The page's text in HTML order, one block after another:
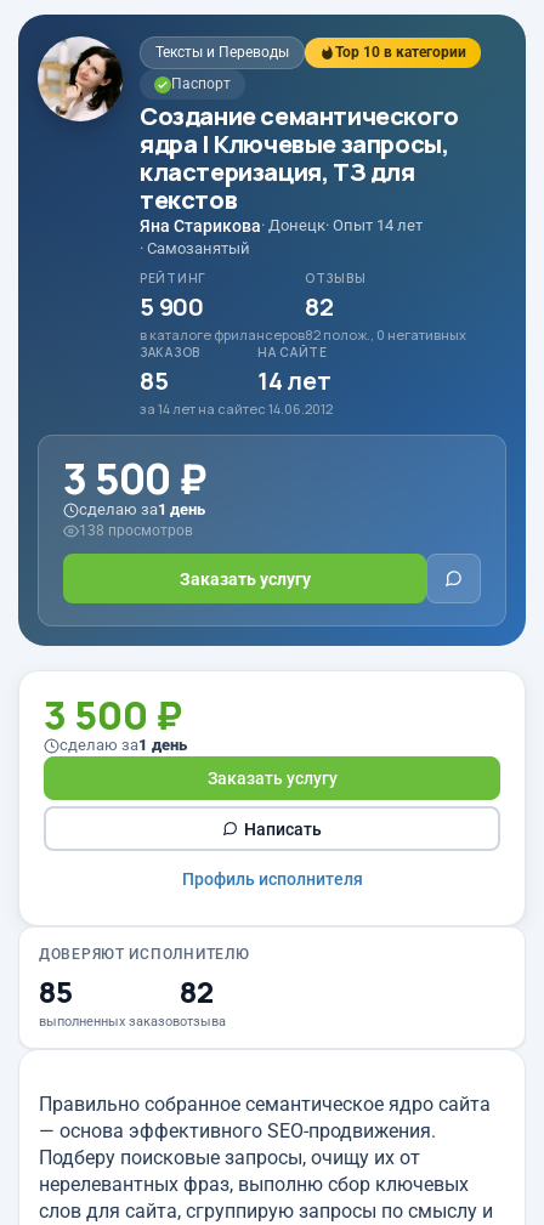
Тексты и Переводы
Top 10 в категории
Паспорт
Создание семантического
ядра | Ключевые запросы,
кластеризация, ТЗ для
текстов
Яна Старикова· Донецк· Опыт 14 лет
· Самозанятый
РЕЙТИНГ
5 900
в каталоге фрилансеров
ОТЗЫВЫ
82
82 полож., 0 негативных
ЗАКАЗОВ
85
за 14 лет на сайте
НА САЙТЕ
14 лет
с 14.06.2012
3 500 ₽
сделаю за1 день
138 просмотров
Заказать услугу
Правильно собранное семантическое ядро сайта
— основа эффективного SEO-продвижения.
Подберу поисковые запросы, очищу их от
нерелевантных фраз, выполню сбор ключевых
слов для сайта, сгруппирую запросы по смыслу и
3 500 ₽
сделаю за1 день
Заказать услугу
Написать
Профиль исполнителя
ДОВЕРЯЮТ ИСПОЛНИТЕЛЮ
85
выполненных заказов
82
отзыва